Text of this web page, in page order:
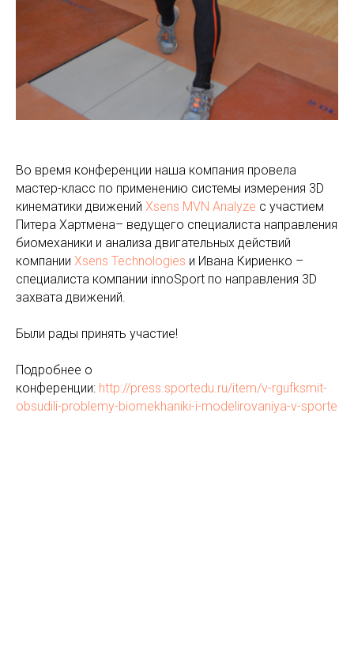
Во время конференции наша компания провела
мастер-класс по применению системы измерения 3D
кинематики движений Xsens MVN Analyze с участием
Питера Хартмена– ведущего специалиста направления
биомеханики и анализа двигательных действий
компании Xsens Technologies и Ивана Кириенко –
специалиста компании innoSport по направления 3D
захвата движений.
Были рады принять участие!
Подробнее о
конференции: http://press.sportedu.ru/item/v-rgufksmit-
obsudili-problemy-biomekhaniki-i-modelirovaniya-v-sporte